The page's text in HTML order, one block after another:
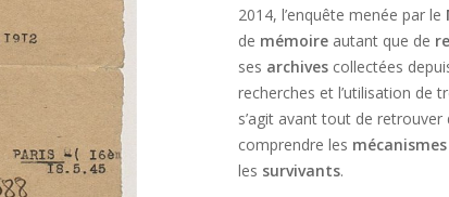
2014, l’enquête menée par le
de mémoire autant que de
ses archives collectées
recherches et l’utilisation de
s’agit avant tout de
comprendre les
les survivants.